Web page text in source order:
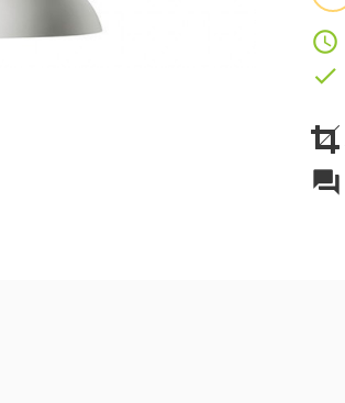
schedule
check
forum